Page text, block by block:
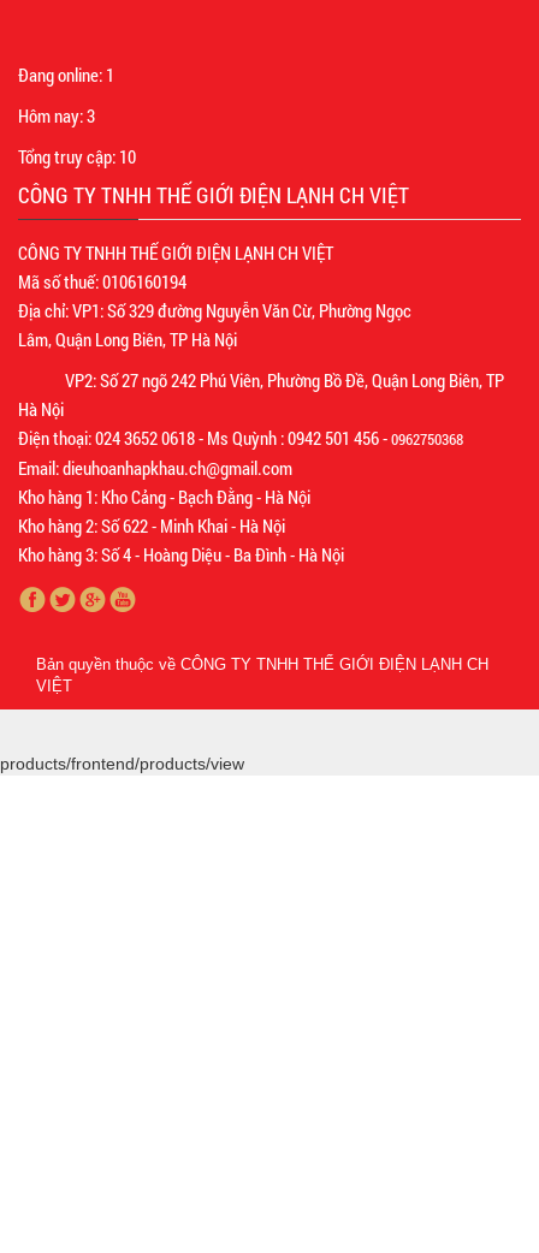
Đang online: 1
Hôm nay:3
Tổng truy cập: 10
CÔNG TY TNHH THẾ GIỚI ĐIỆN LẠNH CH VIỆT
CÔNG TY TNHH THẾ GIỚI ĐIỆN LẠNH CH VIỆT
Mã số thuế: 0106160194
Địa chỉ: VP1: Số 329 đường Nguyễn Văn Cừ, Phường Ngọc
Lâm, Quận Long Biên, TP Hà Nội
VP2: Số 27 ngõ 242 Phú Viên, Phường Bồ Đề, Quận Long Biên, TP
Hà Nội
Điện thoại: 024 3652 0618 - Ms Quỳnh : 0942 501 456 -0962750368
Email: dieuhoanhapkhau.ch@gmail.com
Kho hàng 1: Kho Cảng - Bạch Đằng - Hà Nội
Kho hàng 2: Số 622 - Minh Khai - Hà Nội
Kho hàng 3: Số 4 - Hoàng Diệu - Ba Đình - Hà Nội
Bản quyền thuộc về CÔNG TY TNHH THẾ GIỚI ĐIỆN LẠNH CH
VIỆT
products/frontend/products/view